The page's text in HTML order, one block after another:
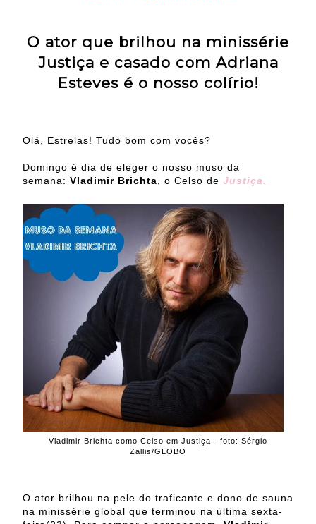
O ator que brilhou na minissérie
Justiça e casado com Adriana
Esteves é o nosso colírio!
Olá, Estrelas! Tudo bom com vocês?
Domingo é dia de eleger o nosso muso da
semana: Vladimir Brichta , o Celso de Justiça.
Vladimir Brichta como Celso em Justiça - foto: Sérgio
Zallis/GLOBO
O ator brilhou na pele do traficante e dono de sauna
na minissérie global que terminou na última sexta-